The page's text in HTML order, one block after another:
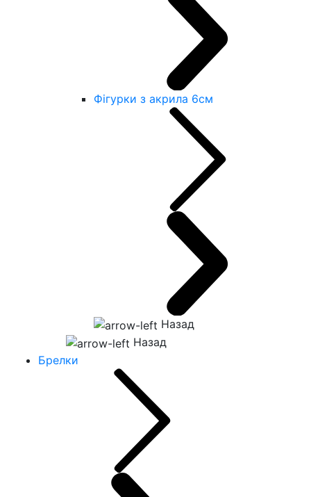
Фігурки з акрила 6см
Назад
Назад
Брелки